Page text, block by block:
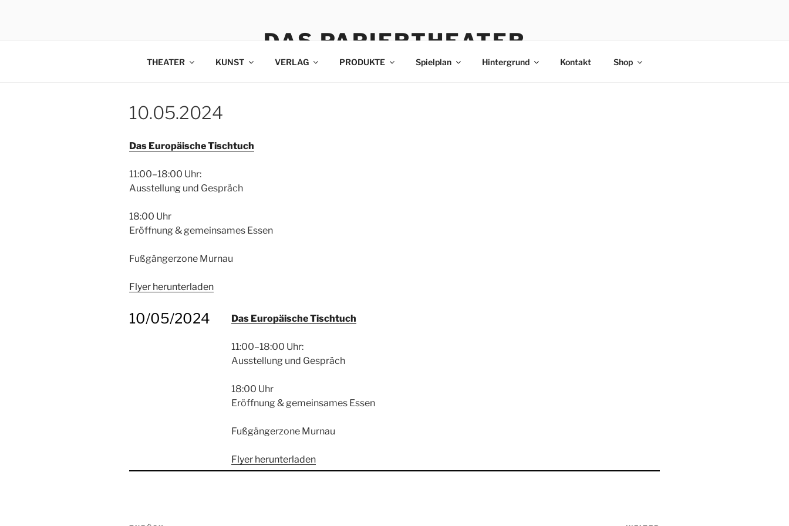
DAS PAPIERTHEATER
THEATER KUNST VERLAG PRODUKTE Spielplan Hintergrund Kontakt Shop
10.05.2024
Das Europäische Tischtuch
11:00–18:00 Uhr:
Ausstellung und Gespräch
18:00 Uhr
Eröffnung & gemeinsames Essen
Fußgängerzone Murnau
Flyer herunterladen
10/05/2024 Das Europäische Tischtuch
11:00–18:00 Uhr:
Ausstellung und Gespräch
18:00 Uhr
Eröffnung & gemeinsames Essen
Fußgängerzone Murnau
Flyer herunterladen